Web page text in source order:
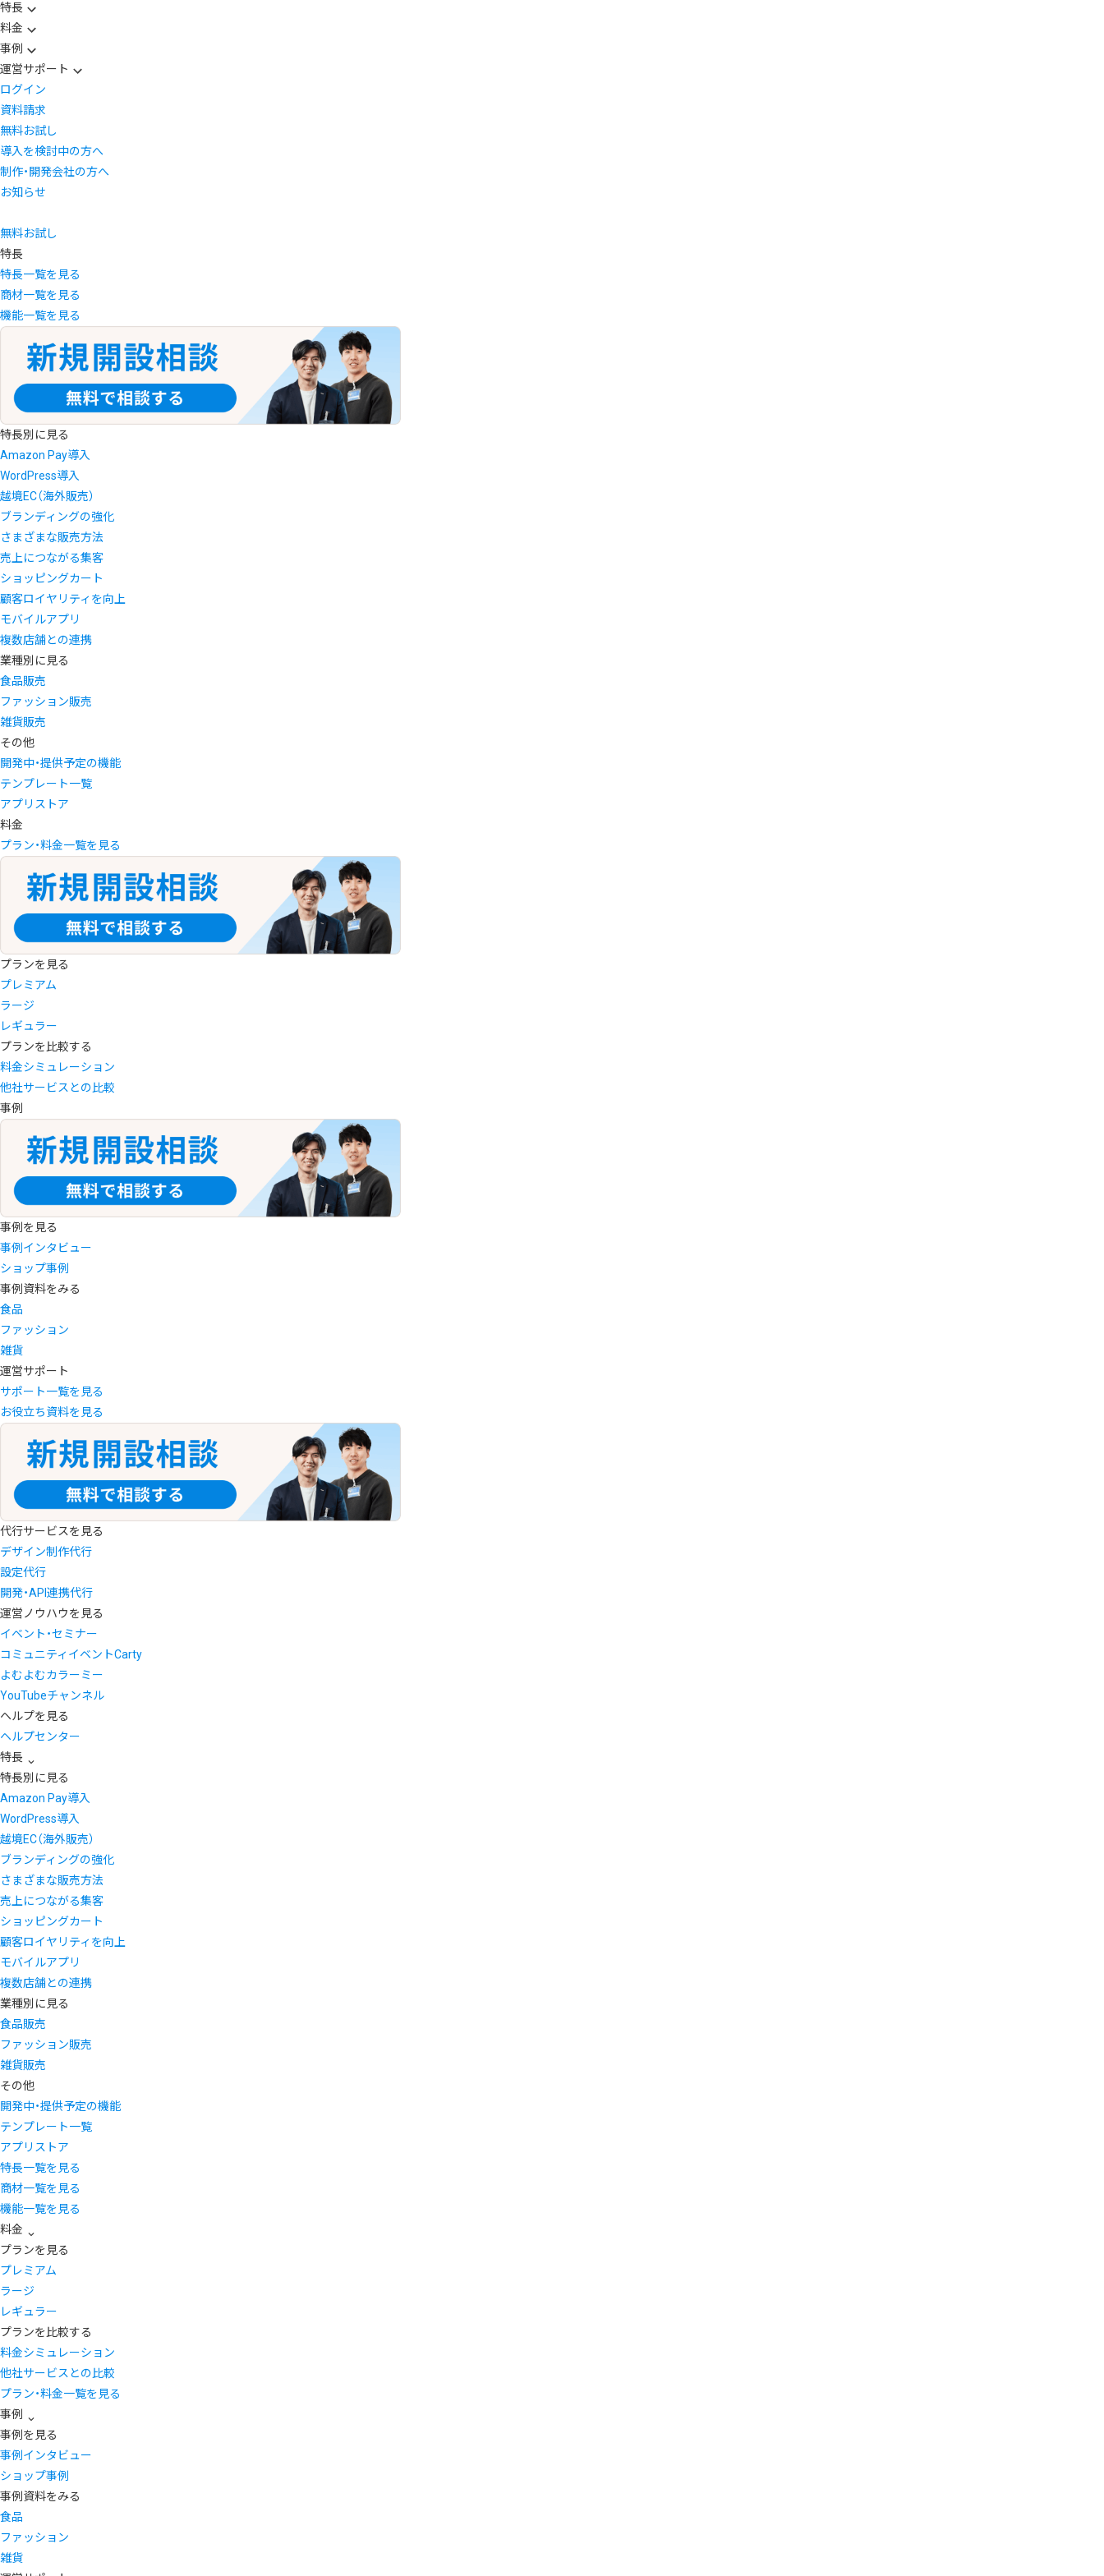
特長
料金
事例
運営サポート
ログイン
資料請求
無料お試し
導入を検討中の方へ
制作・開発会社の方へ
お知らせ
無料お試し
特長
特長一覧を見る
商材一覧を見る
機能一覧を見る
特長別に見る
Amazon Pay導入
WordPress導入
越境EC（海外販売）
ブランディングの強化
さまざまな販売方法
売上につながる集客
ショッピングカート
顧客ロイヤリティを向上
モバイルアプリ
複数店舗との連携
業種別に見る
食品販売
ファッション販売
雑貨販売
その他
開発中・提供予定の機能
テンプレート一覧
アプリストア
料金
プラン・料金一覧を見る
プランを見る
プレミアム
ラージ
レギュラー
プランを比較する
料金シミュレーション
他社サービスとの比較
事例
事例を見る
事例インタビュー
ショップ事例
事例資料をみる
食品
ファッション
雑貨
運営サポート
サポート一覧を見る
お役立ち資料を見る
代行サービスを見る
デザイン制作代行
設定代行
開発・API連携代行
運営ノウハウを見る
イベント・セミナー
コミュニティイベントCarty
よむよむカラーミー
YouTubeチャンネル
ヘルプを見る
ヘルプセンター
特長
特長別に見る
Amazon Pay導入
WordPress導入
越境EC（海外販売）
ブランディングの強化
さまざまな販売方法
売上につながる集客
ショッピングカート
顧客ロイヤリティを向上
モバイルアプリ
複数店舗との連携
業種別に見る
食品販売
ファッション販売
雑貨販売
その他
開発中・提供予定の機能
テンプレート一覧
アプリストア
特長一覧を見る
商材一覧を見る
機能一覧を見る
料金
プランを見る
プレミアム
ラージ
レギュラー
プランを比較する
料金シミュレーション
他社サービスとの比較
プラン・料金一覧を見る
事例
事例を見る
事例インタビュー
ショップ事例
事例資料をみる
食品
ファッション
雑貨